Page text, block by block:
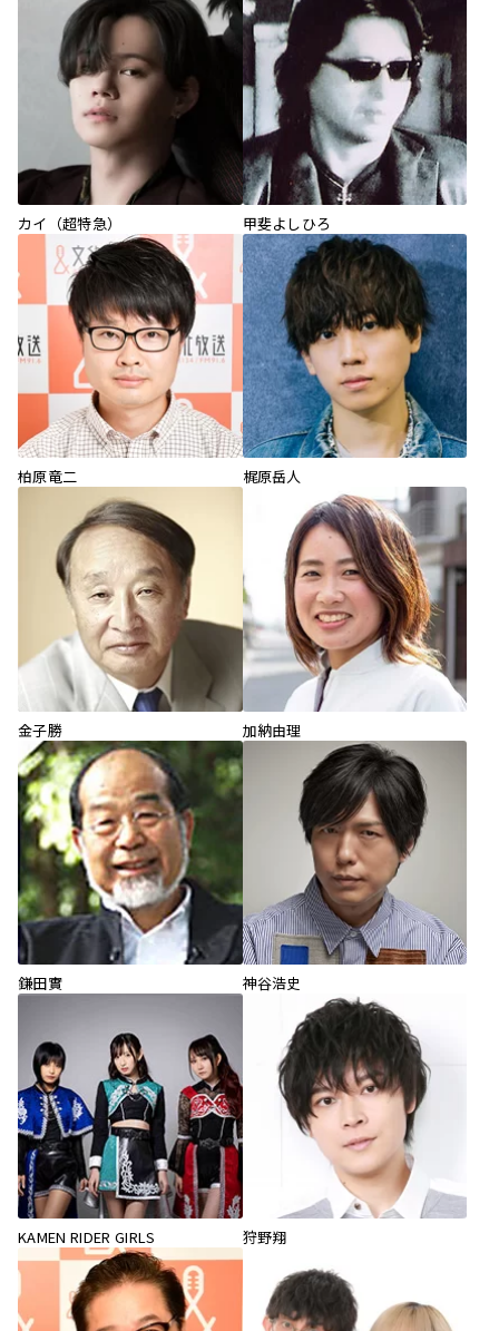
カイ（超特急） 甲斐よしひろ
柏原竜二 梶原岳人
金子勝 加納由理
鎌田實 神谷浩史
KAMEN RIDER GIRLS 狩野翔